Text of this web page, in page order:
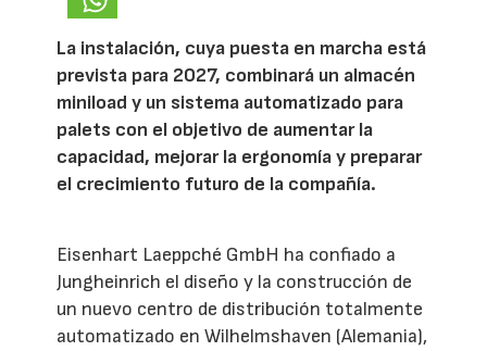
La instalación, cuya puesta en marcha está
prevista para 2027, combinará un almacén
miniload y un sistema automatizado para
palets con el objetivo de aumentar la
capacidad, mejorar la ergonomía y preparar
el crecimiento futuro de la compañía.
Eisenhart Laeppché GmbH ha confiado a
Jungheinrich el diseño y la construcción de
un nuevo centro de distribución totalmente
automatizado en Wilhelmshaven (Alemania),